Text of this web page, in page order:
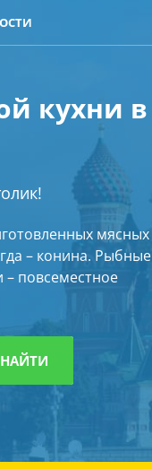
кухни в
мясных
– конина. Рыбные
– повсеместное